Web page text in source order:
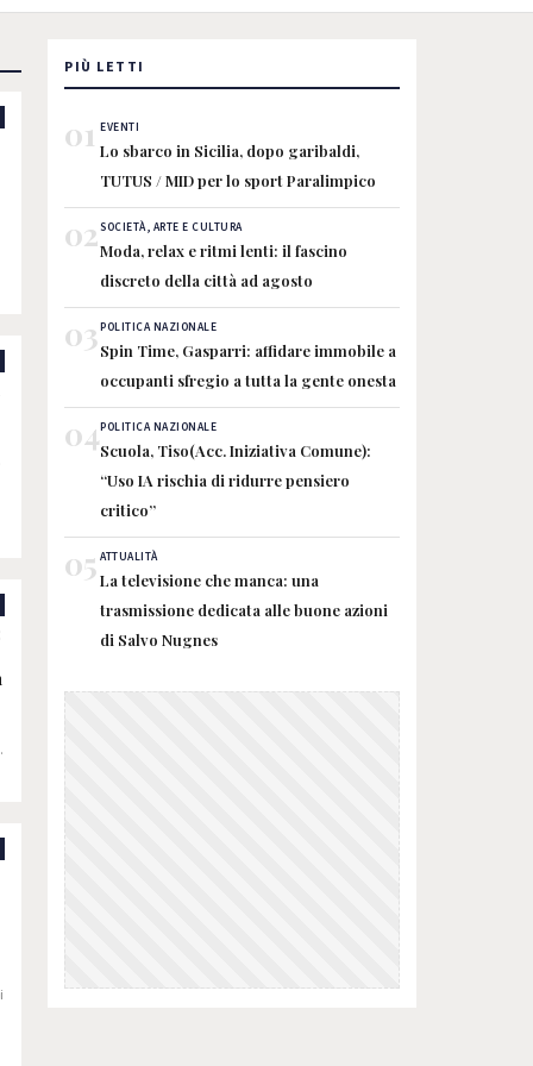
PIÙ LETTI
01 EVENTI
Lo sbarco in Sicilia, dopo garibaldi,
TUTUS / MID per lo sport Paralimpico
02SOCIETÀ, ARTE E CULTURA
Moda, relax e ritmi lenti: il fascino
discreto della città ad agosto
03POLITICA NAZIONALE
Spin Time, Gasparri: affidare immobile a
occupanti sfregio a tutta la gente onesta
04POLITICA NAZIONALE
Scuola, Tiso(Acc. Iniziativa Comune):
“Uso IA rischia di ridurre pensiero
critico”
05 ATTUALITÀ
La televisione che manca: una
trasmissione dedicata alle buone azioni
di Salvo Nugnes